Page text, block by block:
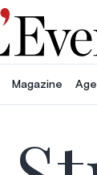
Magazine